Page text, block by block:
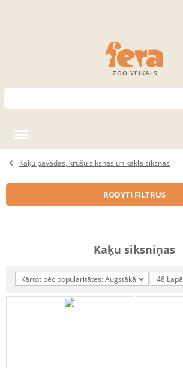
ZOO VEIKALS
Kaķu pavadas, krūšu siksnas un kakla siksnas
RODYTI FILTRUS
Kaķu siksniņas
Kārtot pēc popularitātes: Augstākā 48 Lapā